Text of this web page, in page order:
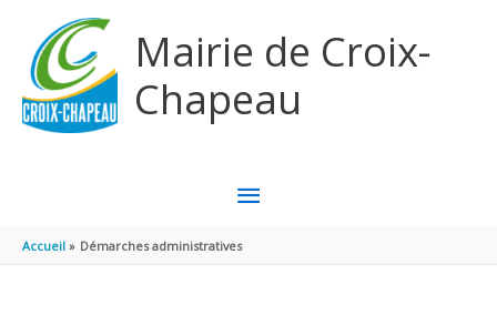
Mairie de Croix-
Chapeau
MENU
PRINCIPAL
Accueil Démarches administratives